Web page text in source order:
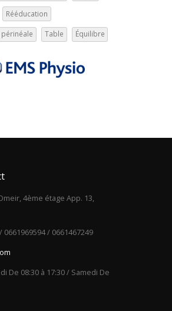
Rééducation
Table Équilibre
4ème étage App. 13,
0661969594 / 0661467249
De 08:30 à 17:30 / Samedi De